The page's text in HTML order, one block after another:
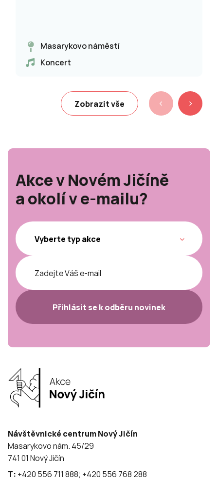
Masarykovo náměstí
Koncert
Zobrazit vše
Akce v Novém Jičíně
a okolí v e-mailu?
Přihlásit se k odběru novinek
Návštěvnické centrum Nový Jičín
Masarykovo nám. 45/29
741 01 Nový Jičín
T: +420 556 711 888; +420 556 768 288